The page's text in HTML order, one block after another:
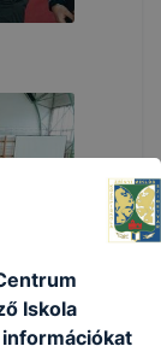
Iskola